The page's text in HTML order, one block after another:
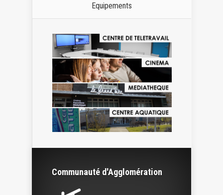
Equipements
Communauté d'Agglomération